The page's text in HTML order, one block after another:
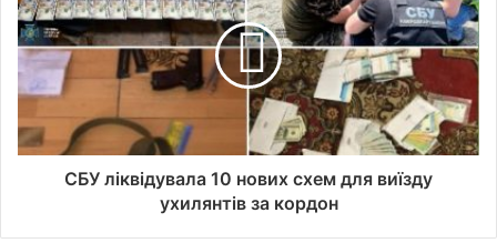
СБУ ліквідувала 10 нових схем для виїзду
ухилянтів за кордон